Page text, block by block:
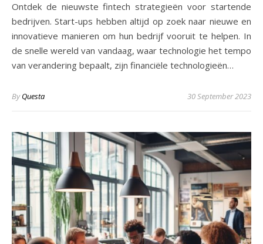
Ontdek de nieuwste fintech strategieën voor startende
bedrijven. Start-ups hebben altijd op zoek naar nieuwe en
innovatieve manieren om hun bedrijf vooruit te helpen. In
de snelle wereld van vandaag, waar technologie het tempo
van verandering bepaalt, zijn financiële technologieën…
ByQuesta 30 September 2023